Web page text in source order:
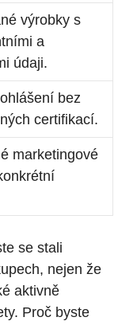
výrobky s
a
údaji.
bez
certifikací.
marketingové
se stali
nejen že
aktivně
Proč byste